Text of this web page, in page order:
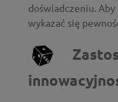
doświadczeniu.
wykazać się